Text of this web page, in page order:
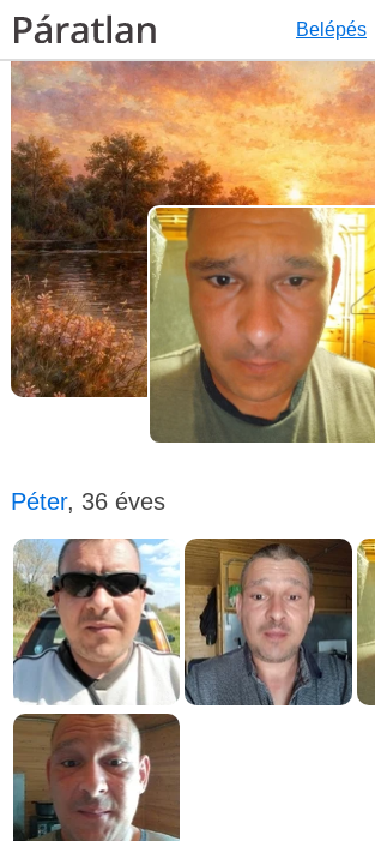
Belépés
Társkereső Ócsa
Péter, 36 éves, férfi
Péter, 36 éves